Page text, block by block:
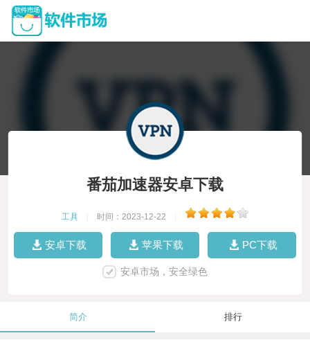
番茄加速器安卓下载
工具 时间：2023-12-22
安卓下载 苹果下载 PC下载
安卓市场，安全绿色
简介 排行